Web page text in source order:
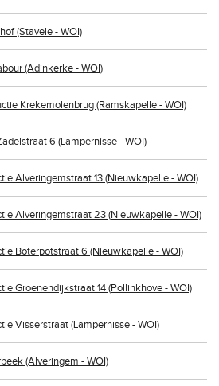
(Stavele - WOI)
(Adinkerke - WOI)
Krekemolenbrug (Ramskapelle - WOI)
6 (Lampernisse - WOI)
Alveringemstraat 13 (Nieuwkapelle - WOI)
Alveringemstraat 23 (Nieuwkapelle - WOI)
Boterpotstraat 6 (Nieuwkapelle - WOI)
Groenendijkstraat 14 (Pollinkhove - WOI)
Visserstraat (Lampernisse - WOI)
(Alveringem - WOI)